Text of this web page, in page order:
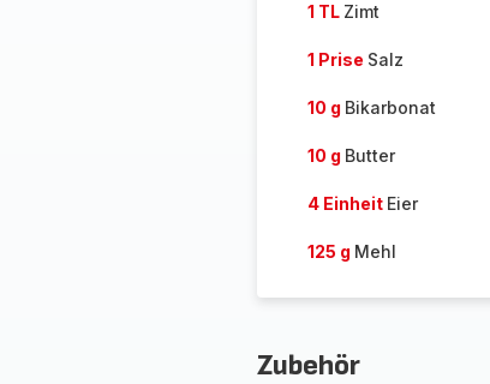
1 TL Zimt
1 Prise Salz
10 g Bikarbonat
10 g Butter
4 Einheit Eier
125 g Mehl
Zubehör